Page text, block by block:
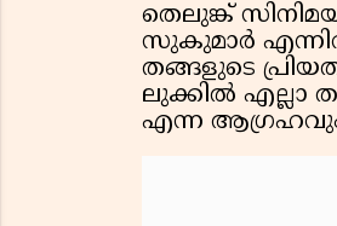
തെലുങ്ക്
സുകുമാർ
തങ്ങളുടെ
ലുക്കിൽ എല്ലാ
എന്ന